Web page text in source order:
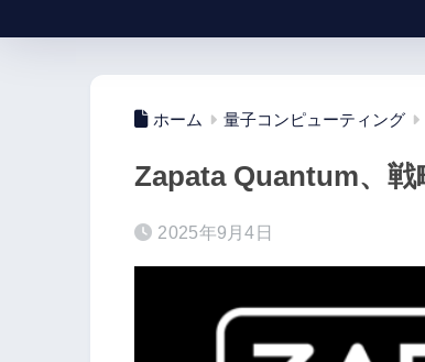
ホーム 量子コンピューティング
Zapata Quantum、戦
2025年9月4日